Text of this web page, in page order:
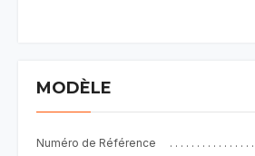
MODÈLE
Numéro de Référence